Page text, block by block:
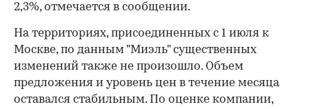
2,3%, отмечается в сообщении.
На территориях, присоединенных с 1 июля к
Москве, по данным "Миэль" существенных
изменений также не произошло. Объем
предложения и уровень цен в течение месяца
оставался стабильным. По оценке компании,